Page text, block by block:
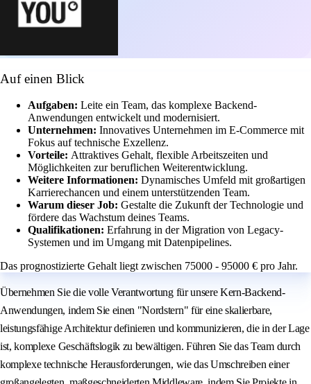
Auf einen Blick
Aufgaben: Leite ein Team, das komplexe Backend-
Anwendungen entwickelt und modernisiert.
Unternehmen: Innovatives Unternehmen im E-Commerce mit
Fokus auf technische Exzellenz.
Vorteile: Attraktives Gehalt, flexible Arbeitszeiten und
Möglichkeiten zur beruflichen Weiterentwicklung.
Weitere Informationen: Dynamisches Umfeld mit großartigen
Karrierechancen und einem unterstützenden Team.
Warum dieser Job: Gestalte die Zukunft der Technologie und
fördere das Wachstum deines Teams.
Qualifikationen: Erfahrung in der Migration von Legacy-
Systemen und im Umgang mit Datenpipelines.
Das prognostizierte Gehalt liegt zwischen 75000 - 95000 € pro Jahr.
Übernehmen Sie die volle Verantwortung für unsere Kern-Backend-
Anwendungen, indem Sie einen "Nordstern" für eine skalierbare,
leistungsfähige Architektur definieren und kommunizieren, die in der Lage
ist, komplexe Geschäftslogik zu bewältigen. Führen Sie das Team durch
komplexe technische Herausforderungen, wie das Umschreiben einer